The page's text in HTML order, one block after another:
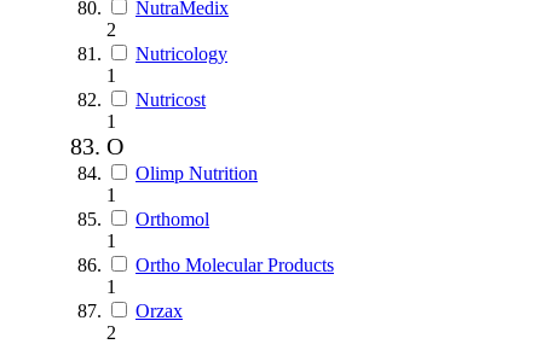
NutraMedix
2
Nutricology
1
Nutricost
1
O
Olimp Nutrition
1
Orthomol
1
Ortho Molecular Products
1
Orzax
2